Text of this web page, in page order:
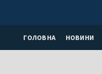
ГОЛОВНА НОВИНИ